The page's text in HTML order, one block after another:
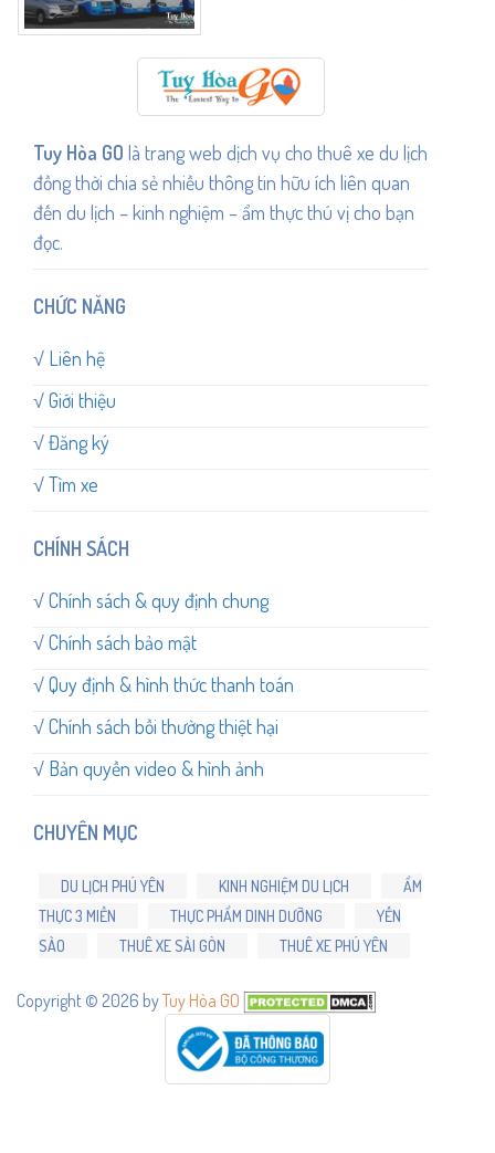
Tuy Hòa GO là trang web dịch vụ cho thuê xe du lịch
đồng thời chia sẻ nhiều thông tin hữu ích liên quan
đến du lịch – kinh nghiệm – ẩm thực thú vị cho bạn
đọc.
CHỨC NĂNG
√ Liên hệ
√Giới thiệu
√Đăng ký
√Tìm xe
CHÍNH SÁCH
√Chính sách & quy định chung
√Chính sách bảo mật
√Quy định & hình thức thanh toán
√Chính sách bồi thường thiệt hại
√ Bản quyền video & hình ảnh
CHUYÊN MỤC
DU LỊCH PHÚ YÊN KINH NGHIỆM DU LỊCH
ẨM
THỰC 3 MIỀN
THỰC PHẨM DINH DƯỠNG
YẾN
SÀO
THUÊ XE SÀI GÒN THUÊ XE PHÚ YÊN
Copyright © 2026 byTuy Hòa GO